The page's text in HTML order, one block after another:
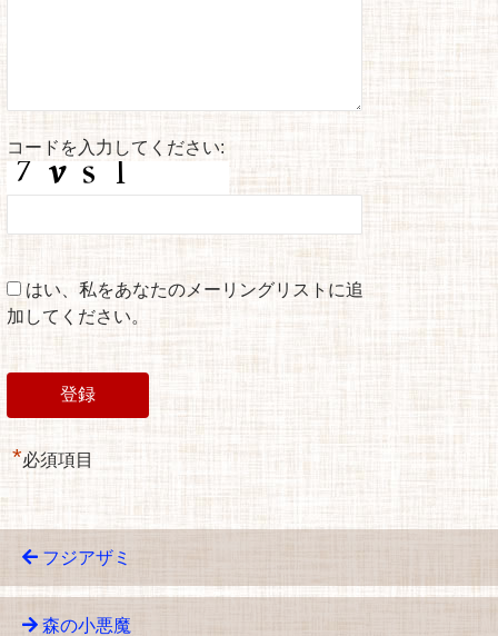
コードを入力してください:
はい、私をあなたのメーリングリストに追
加してください。
*必須項目
フジアザミ
森の小悪魔